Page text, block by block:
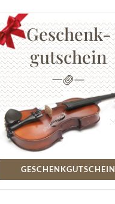
Geschenk-
gutschein
GESCHENKGUTSCHEIN